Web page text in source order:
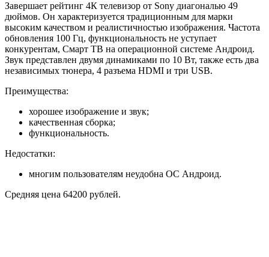
Завершает рейтинг 4К телевизор от Sony диагональю 49
дюймов. Он характеризуется традиционным для марки
высоким качеством и реалистичностью изображения. Частота
обновления 100 Гц, функциональность не уступает
конкурентам, Смарт ТВ на операционной системе Андроид.
Звук представлен двумя динамиками по 10 Вт, также есть два
независимых тюнера, 4 разъема HDMI и три USB.
Преимущества:
хорошее изображение и звук;
качественная сборка;
функциональность.
Недостатки:
многим пользователям неудобна ОС Андроид.
Средняя цена 64200 рублей.